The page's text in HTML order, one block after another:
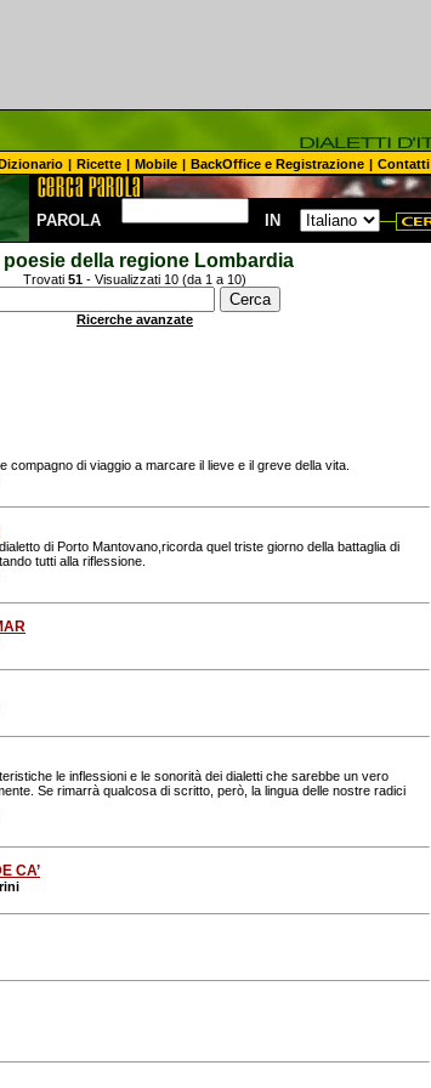
| Ricette | Mobile | BackOffice e Registrazione | Contatti
PAROLA IN
poesie della regione Lombardia
Trovati 51 - Visualizzati 10 (da 1 a 10)
Ricerche avanzate
compagno di viaggio a marcare il lieve e il greve della vita.
di Porto Mantovano,ricorda quel triste giorno della battaglia di
tutti alla riflessione.
le inflessioni e le sonorità dei dialetti che sarebbe un vero
Se rimarrà qualcosa di scritto, però, la lingua delle nostre radici
CA’